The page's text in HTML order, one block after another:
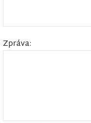
Zpráva: